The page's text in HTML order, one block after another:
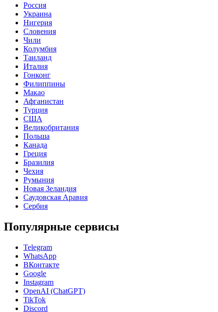
Россия
Украина
Нигерия
Словения
Чили
Колумбия
Таиланд
Италия
Гонконг
Филиппины
Макао
Афганистан
Турция
США
Великобритания
Польша
Канада
Греция
Бразилия
Чехия
Румыния
Новая Зеландия
Саудовская Аравия
Сербия
Популярные сервисы
Telegram
WhatsApp
ВКонтакте
Google
Instagram
OpenAI (ChatGPT)
TikTok
Discord